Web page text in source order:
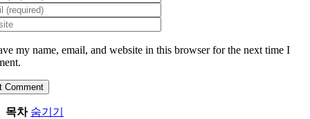
my name, email, and website in this browser for the next time I
목차 숨기기